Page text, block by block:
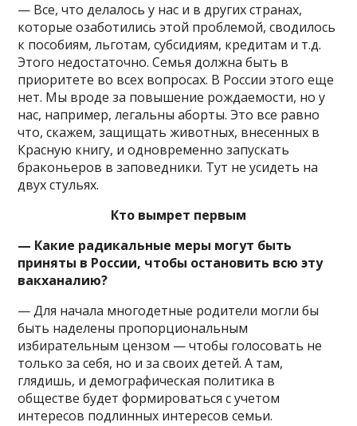
— Все, что делалось у нас и в других странах,
которые озаботились этой проблемой, сводилось
к пособиям, льготам, субсидиям, кредитам и т.д.
Этого недостаточно. Семья должна быть в
приоритете во всех вопросах. В России этого еще
нет. Мы вроде за повышение рождаемости, но у
нас, например, легальны аборты. Это все равно
что, скажем, защищать животных, внесенных в
Красную книгу, и одновременно запускать
браконьеров в заповедники. Тут не усидеть на
двух стульях.
Кто вымрет первым
— Какие радикальные меры могут быть
приняты в России, чтобы остановить всю эту
вакханалию?
— Для начала многодетные родители могли бы
быть наделены пропорциональным
избирательным цензом — чтобы голосовать не
только за себя, но и за своих детей. А там,
глядишь, и демографическая политика в
обществе будет формироваться с учетом
интересов подлинных интересов семьи.